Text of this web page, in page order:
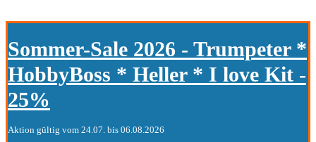
Sommer-Sale 2026 - Trumpeter *
HobbyBoss * Heller * I love Kit -
25%
Aktion gültig vom 24.07. bis 06.08.2026